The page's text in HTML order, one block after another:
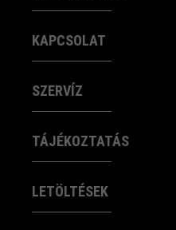
KAPCSOLAT
SZERVÍZ
TÁJÉKOZTATÁS
LETÖLTÉSEK